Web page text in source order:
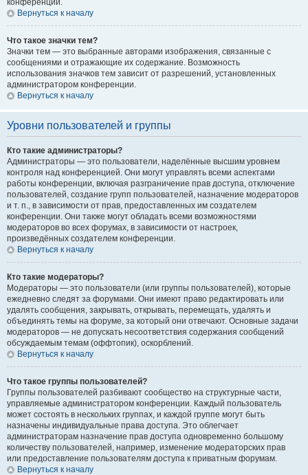
конференции.
Вернуться к началу
Что такое значки тем?
Значки тем — это выбранные авторами изображения, связанные с
сообщениями и отражающие их содержание. Возможность
использования значков тем зависит от разрешений, установленных
администратором конференции.
Вернуться к началу
Уровни пользователей и группы
Кто такие администраторы?
Администраторы — это пользователи, наделённые высшим уровнем
контроля над конференцией. Они могут управлять всеми аспектами
работы конференции, включая разграничение прав доступа, отключение
пользователей, создание групп пользователей, назначение модераторов
и т. п., в зависимости от прав, предоставленных им создателем
конференции. Они также могут обладать всеми возможностями
модераторов во всех форумах, в зависимости от настроек,
произведённых создателем конференции.
Вернуться к началу
Кто такие модераторы?
Модераторы — это пользователи (или группы пользователей), которые
ежедневно следят за форумами. Они имеют право редактировать или
удалять сообщения, закрывать, открывать, перемещать, удалять и
объединять темы на форуме, за который они отвечают. Основные задачи
модераторов — не допускать несоответствия содержания сообщений
обсуждаемым темам (оффтопик), оскорблений.
Вернуться к началу
Что такое группы пользователей?
Группы пользователей разбивают сообщество на структурные части,
управляемые администратором конференции. Каждый пользователь
может состоять в нескольких группах, и каждой группе могут быть
назначены индивидуальные права доступа. Это облегчает
администраторам назначение прав доступа одновременно большому
количеству пользователей, например, изменение модераторских прав
или предоставление пользователям доступа к приватным форумам.
Вернуться к началу